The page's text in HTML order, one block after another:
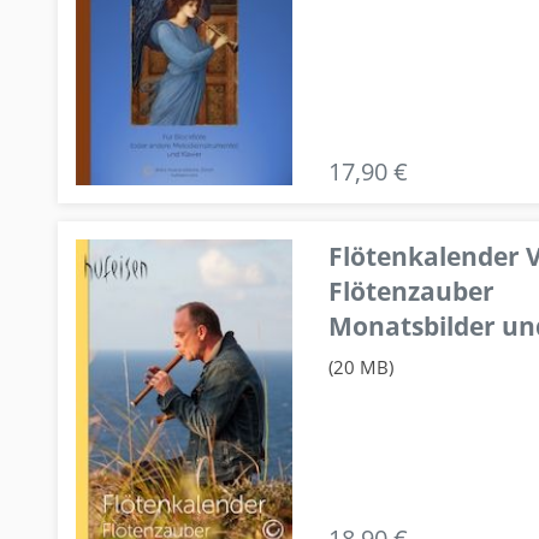
17,90 €
Flötenkalender
Flötenzauber
Monatsbilder
(20 MB)